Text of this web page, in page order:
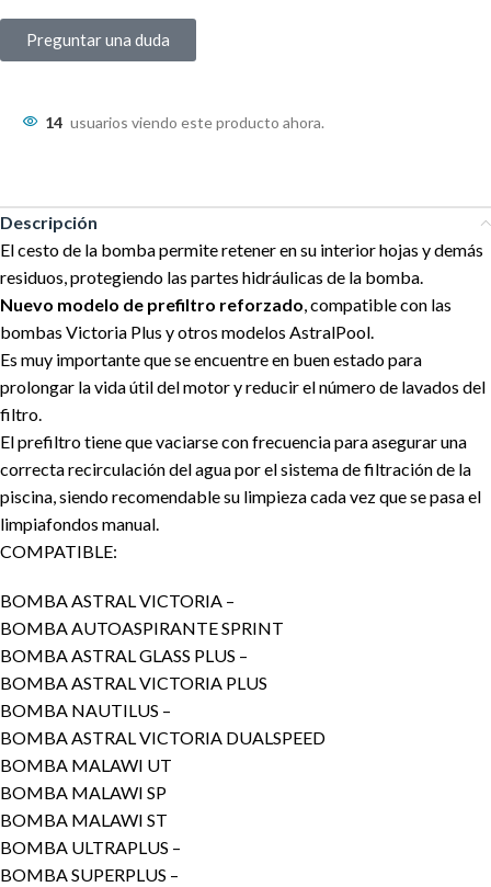
Preguntar una duda
14 usuarios viendo este producto ahora.
Descripción
El cesto de la bomba permite retener en su interior hojas y demás
residuos, protegiendo las partes hidráulicas de la bomba.
Nuevo modelo de prefiltro reforzado, compatible con las
bombas Victoria Plus y otros modelos AstralPool.
Es muy importante que se encuentre en buen estado para
prolongar la vida útil del motor y reducir el número de lavados del
filtro.
El prefiltro tiene que vaciarse con frecuencia para asegurar una
correcta recirculación del agua por el sistema de filtración de la
piscina, siendo recomendable su limpieza cada vez que se pasa el
limpiafondos manual.
COMPATIBLE:
BOMBA ASTRAL VICTORIA –
BOMBA AUTOASPIRANTE SPRINT
BOMBA ASTRAL GLASS PLUS –
BOMBA ASTRAL VICTORIA PLUS
BOMBA NAUTILUS –
BOMBA ASTRAL VICTORIA DUALSPEED
BOMBA MALAWI UT
BOMBA MALAWI SP
BOMBA MALAWI ST
BOMBA ULTRAPLUS –
BOMBA SUPERPLUS –